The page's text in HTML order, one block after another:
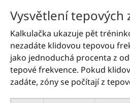
Vysvětlení tepových
Kalkulačka ukazuje pět
nezadáte klidovou tepovou
jako jednoduchá procenta z
tepové frekvence. Pokud
zadáte, zóny se počítají z